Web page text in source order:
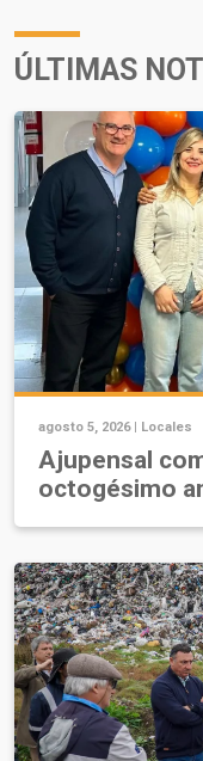
ÚLTIMAS
agosto 5, 2026 | Locales
Ajupensal
octogésimo